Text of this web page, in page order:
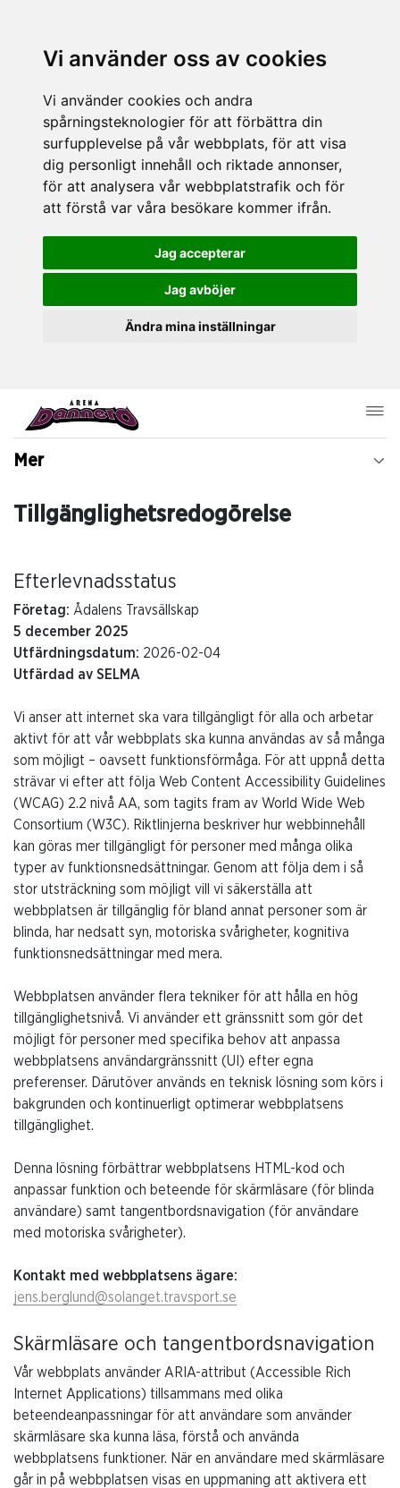
Vi använder oss av cookies
Vi använder cookies och andra
spårningsteknologier för att förbättra din
surfupplevelse på vår webbplats, för att visa
dig personligt innehåll och riktade annonser,
för att analysera vår webbplatstrafik och för
att förstå var våra besökare kommer ifrån.
Jag accepterar
Jag avböjer
Ändra mina inställningar
Mer
Tillgänglighetsredogörelse
Efterlevnadsstatus
Företag: Ådalens Travsällskap
5 december 2025
Utfärdningsdatum: 2026-02-04
Utfärdad av SELMA
Vi anser att internet ska vara tillgängligt för alla och arbetar
aktivt för att vår webbplats ska kunna användas av så många
som möjligt – oavsett funktionsförmåga. För att uppnå detta
strävar vi efter att följa Web Content Accessibility Guidelines
(WCAG) 2.2 nivå AA, som tagits fram av World Wide Web
Consortium (W3C). Riktlinjerna beskriver hur webbinnehåll
kan göras mer tillgängligt för personer med många olika
typer av funktionsnedsättningar. Genom att följa dem i så
stor utsträckning som möjligt vill vi säkerställa att
webbplatsen är tillgänglig för bland annat personer som är
blinda, har nedsatt syn, motoriska svårigheter, kognitiva
funktionsnedsättningar med mera.
Webbplatsen använder flera tekniker för att hålla en hög
tillgänglighetsnivå. Vi använder ett gränssnitt som gör det
möjligt för personer med specifika behov att anpassa
webbplatsens användargränssnitt (UI) efter egna
preferenser. Därutöver används en teknisk lösning som körs i
bakgrunden och kontinuerligt optimerar webbplatsens
tillgänglighet.
Denna lösning förbättrar webbplatsens HTML-kod och
anpassar funktion och beteende för skärmläsare (för blinda
användare) samt tangentbordsnavigation (för användare
med motoriska svårigheter).
Kontakt med webbplatsens ägare:
jens.berglund@solanget.travsport.se
Skärmläsare och tangentbordsnavigation
Vår webbplats använder ARIA-attribut (Accessible Rich
Internet Applications) tillsammans med olika
beteendeanpassningar för att användare som använder
skärmläsare ska kunna läsa, förstå och använda
webbplatsens funktioner. När en användare med skärmläsare
går in på webbplatsen visas en uppmaning att aktivera ett